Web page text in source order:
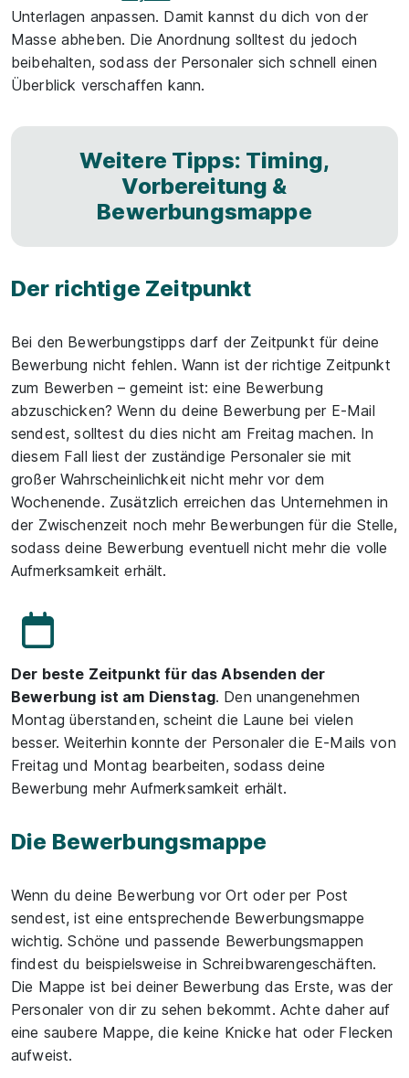
Unterlagen anpassen. Damit kannst du dich von der
Masse abheben. Die Anordnung solltest du jedoch
beibehalten, sodass der Personaler sich schnell einen
Überblick verschaffen kann.
Weitere Tipps: Timing,
Vorbereitung &
Bewerbungsmappe
Der richtige Zeitpunkt
Bei den Bewerbungstipps darf der Zeitpunkt für deine
Bewerbung nicht fehlen. Wann ist der richtige Zeitpunkt
zum Bewerben – gemeint ist: eine Bewerbung
abzuschicken? Wenn du deine Bewerbung per E-Mail
sendest, solltest du dies nicht am Freitag machen. In
diesem Fall liest der zuständige Personaler sie mit
großer Wahrscheinlichkeit nicht mehr vor dem
Wochenende. Zusätzlich erreichen das Unternehmen in
der Zwischenzeit noch mehr Bewerbungen für die Stelle,
sodass deine Bewerbung eventuell nicht mehr die volle
Aufmerksamkeit erhält.
Der beste Zeitpunkt für das Absenden der
Bewerbung ist am Dienstag. Den unangenehmen
Montag überstanden, scheint die Laune bei vielen
besser. Weiterhin konnte der Personaler die E-Mails von
Freitag und Montag bearbeiten, sodass deine
Bewerbung mehr Aufmerksamkeit erhält.
Die Bewerbungsmappe
Wenn du deine Bewerbung vor Ort oder per Post
sendest, ist eine entsprechende Bewerbungsmappe
wichtig. Schöne und passende Bewerbungsmappen
findest du beispielsweise in Schreibwarengeschäften.
Die Mappe ist bei deiner Bewerbung das Erste, was der
Personaler von dir zu sehen bekommt. Achte daher auf
eine saubere Mappe, die keine Knicke hat oder Flecken
aufweist.